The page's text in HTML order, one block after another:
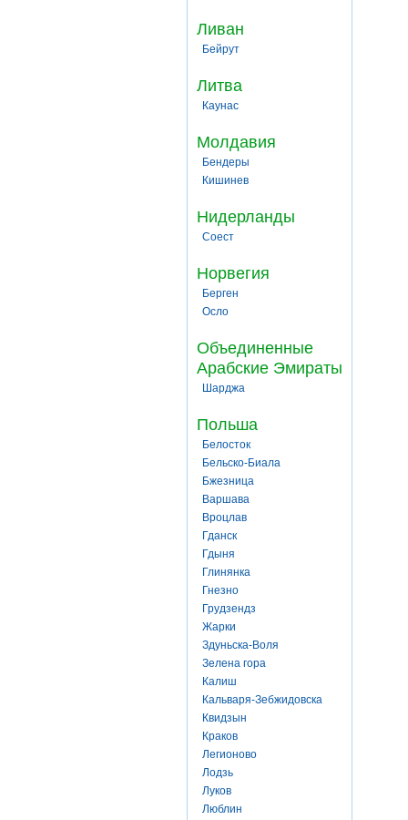
Ливан
Бейрут
Литва
Каунас
Молдавия
Бендеры
Кишинев
Нидерланды
Соест
Норвегия
Берген
Осло
Объединенные
Арабские Эмираты
Шарджа
Польша
Белосток
Бельско-Биала
Бжезница
Варшава
Вроцлав
Гданск
Гдыня
Глинянка
Гнезно
Грудзендз
Жарки
Здуньска-Воля
Зелена гора
Калиш
Кальваря-Зебжидовска
Квидзын
Краков
Легионово
Лодзь
Луков
Люблин